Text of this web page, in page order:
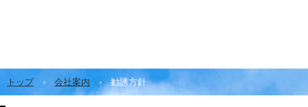
トップ › 会社案内 › 勧誘方針